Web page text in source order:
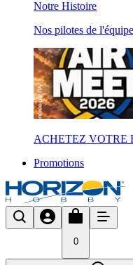
Notre Histoire
Nos pilotes de l'équipe
ACHETEZ VOTRE
Promotions
0